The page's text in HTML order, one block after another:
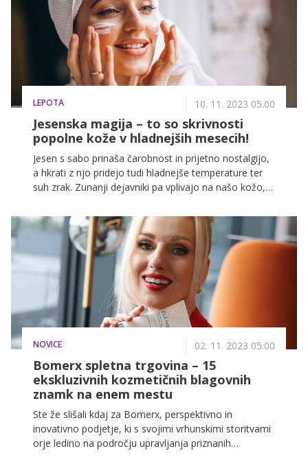
nekdanja miss športa Ajda Sitar Žumer, ki nam je
zaupala številne zanimive podrobnosti iz svojega
pestrega vsakdana.
LEPOTA 10. 11. 2023 05.00
Jesenska magija – to so skrivnosti
popolne kože v hladnejših mesecih!
Jesen s sabo prinaša čarobnost in prijetno nostalgijo,
a hkrati z njo pridejo tudi hladnejše temperature ter
suh zrak. Zunanji dejavniki pa vplivajo na našo kožo,
njeni negi v teh mesecih nameniti še posebno
pozornost.
NOVICE 02. 11. 2023 05.00
Bomerx spletna trgovina – 15
ekskluzivnih kozmetičnih blagovnih
znamk na enem mestu
Ste že slišali kdaj za Bomerx, perspektivno in
inovativno podjetje, ki s svojimi vrhunskimi storitvami
orje ledino na področju upravljanja priznanih